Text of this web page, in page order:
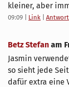
kleiner, aber
09:09 Link Antwort
Betz Stefan am
Jasmin
so sieht jede
dafür extra eine